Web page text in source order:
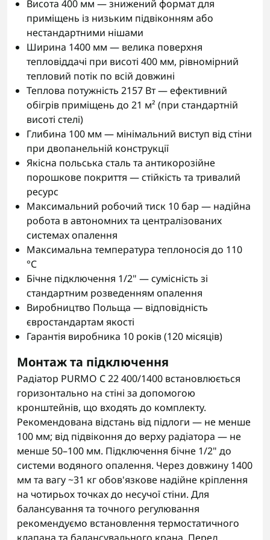
Висота 400 мм — знижений формат для
приміщень із низьким підвіконням або
нестандартними нішами
Ширина 1400 мм — велика поверхня
тепловіддачі при висоті 400 мм, рівномірний
тепловий потік по всій довжині
Теплова потужність 2157 Вт — ефективний
обігрів приміщень до 21 м² (при стандартній
висоті стелі)
Глибина 100 мм — мінімальний виступ від стіни
при двопанельній конструкції
Якісна польська сталь та антикорозійне
порошкове покриття — стійкість та тривалий
ресурс
Максимальний робочий тиск 10 бар — надійна
робота в автономних та централізованих
системах опалення
Максимальна температура теплоносія до 110
°C
Бічне підключення 1/2" — сумісність зі
стандартним розведенням опалення
Виробництво Польща — відповідність
євростандартам якості
Гарантія виробника 10 років (120 місяців)
Монтаж та підключення
Радіатор PURMO C 22 400/1400 встановлюється
горизонтально на стіні за допомогою
кронштейнів, що входять до комплекту.
Рекомендована відстань від підлоги — не менше
100 мм; від підвіконня до верху радіатора — не
менше 50–100 мм. Підключення бічне 1/2" до
системи водяного опалення. Через довжину 1400
мм та вагу ~31 кг обов'язкове надійне кріплення
на чотирьох точках до несучої стіни. Для
балансування та точного регулювання
рекомендуємо встановлення термостатичного